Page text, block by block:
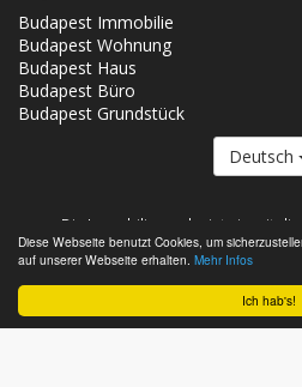
Ich hab's!
Diese Webseite benutzt Cookies, um
auf unserer Webseite erhalten. Mehr Infos
Budapest Immobilie
Budapest Wohnung
Budapest Haus
Budapest Büro
Budapest Grundstück
Deutsch
Die Immobilien.co.hu ist ein
Verkäufliche Immobilien in Ungarn -